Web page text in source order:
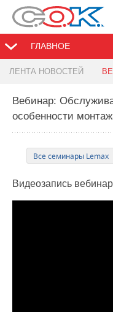
ГЛАВНОЕ
ЛЕНТА НОВОСТЕЙ
Вебинар:
особенности
Все семинары Lemax
Видеозапись